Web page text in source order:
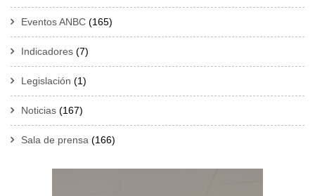
Eventos ANBC (165)
Indicadores (7)
Legislación (1)
Noticias (167)
Sala de prensa (166)